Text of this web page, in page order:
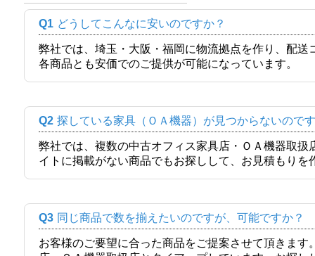
Q1 どうしてこんなに安いのですか？
弊社では、埼玉・大阪・福岡に物流拠点を作り、配
各商品とも安価でのご提供が可能になっています。
Q2 探している家具（ＯＡ機器）が見つからないので
弊社では、複数の中古オフィス家具店・ＯＡ機器取
イトに掲載がない商品でもお探しして、お見積もりを
Q3 同じ商品で数を揃えたいのですが、可能ですか？
お客様のご要望に合った商品をご提案させて頂きま